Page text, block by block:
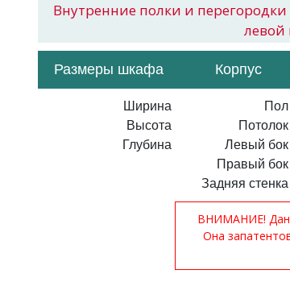
Внутренние полки и
Размеры шкафа Корпус
Ширина
Высота
Глубина
Пол
Потолок
Левый бок
Правый бок
Задняя стенка
ВНИМАНИЕ!
Она